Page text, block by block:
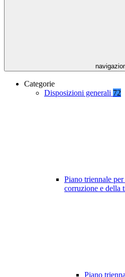
Categorie
Disposizioni generali 72
Piano triennale
corruzione e della
Piano